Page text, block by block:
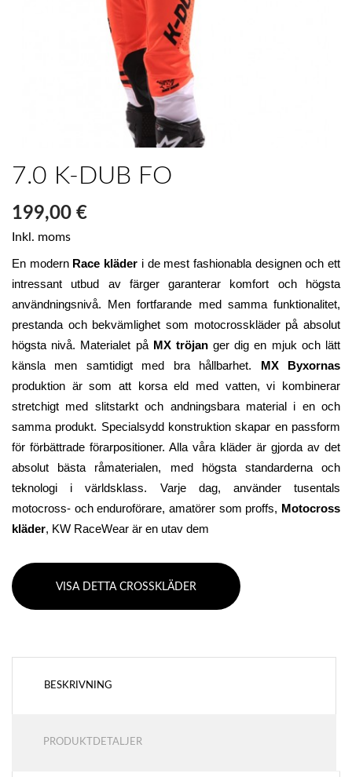
7.0 K-DUB FO
199,00 €
Inkl. moms
En modern Race kläder i de mest fashionabla designen och ett
intressant utbud av färger garanterar komfort och högsta
användningsnivå. Men fortfarande med samma funktionalitet,
prestanda och bekvämlighet som motocrosskläder på absolut
högsta nivå. Materialet på MX tröjan ger dig en mjuk och lätt
känsla men samtidigt med bra hållbarhet.
MX Byxornas
produktion är som att korsa eld med vatten, vi kombinerar
stretchigt med slitstarkt och andningsbara material i en och
samma produkt. Specialsydd konstruktion skapar en passform
för förbättrade förarpositioner. Alla våra kläder är gjorda av det
absolut bästa råmaterialen, med högsta standarderna och
teknologi i världsklass. Varje dag, använder tusentals
motocross- och enduroförare, amatörer som proffs, Motocross
kläder, KW RaceWear är en utav dem
VISA DETTA CROSSKLÄDER
BESKRIVNING
PRODUKTDETALJER